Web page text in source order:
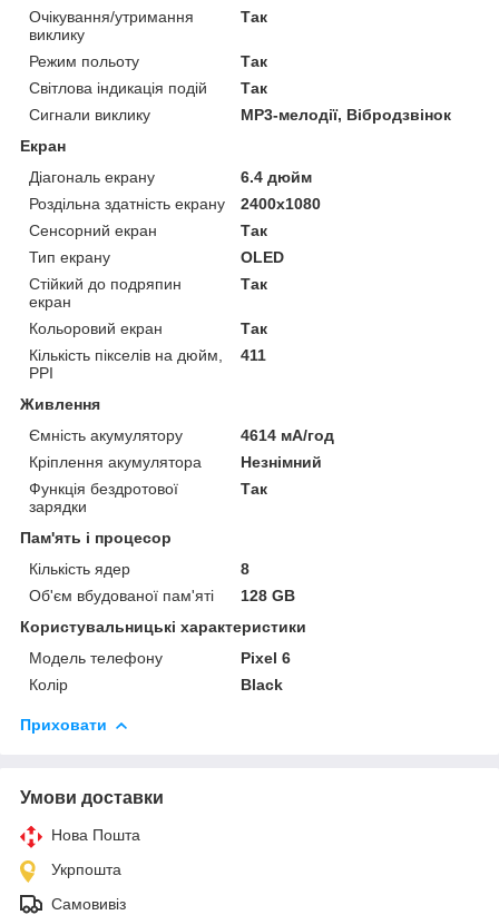
Очікування/утримання
виклику
Так
Режим польоту
Так
Світлова індикація подій
Так
Сигнали виклику
MP3-мелодії, Вібродзвінок
Екран
Діагональ екрану
6.4 дюйм
Роздільна здатність екрану
2400x1080
Сенсорний екран
Так
Тип екрану
OLED
Стійкий до подряпин
екран
Так
Кольоровий екран
Так
Кількість пікселів на дюйм,
PPI
411
Живлення
Ємність акумулятору
4614 мА/год
Кріплення акумулятора
Незнімний
Функція бездротової
зарядки
Так
Пам'ять і процесор
Кількість ядер
8
Об'єм вбудованої пам'яті
128 GB
Користувальницькі характеристики
Модель телефону
Pixel 6
Колір
Black
Приховати
Умови доставки
Нова Пошта
Укрпошта
Самовивіз